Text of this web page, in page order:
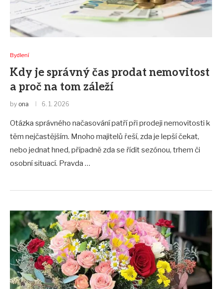
Bydlení
Kdy je správný čas prodat nemovitost
a proč na tom záleží
by ona 6. 1. 2026
Otázka správného načasování patří při prodeji nemovitosti k
těm nejčastějším. Mnoho majitelů řeší, zda je lepší čekat,
nebo jednat hned, případně zda se řídit sezónou, trhem či
osobní situací. Pravda …